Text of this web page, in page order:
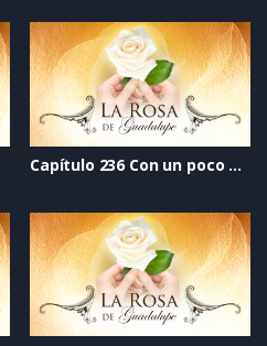
Capítulo 236 Con un poco de atención